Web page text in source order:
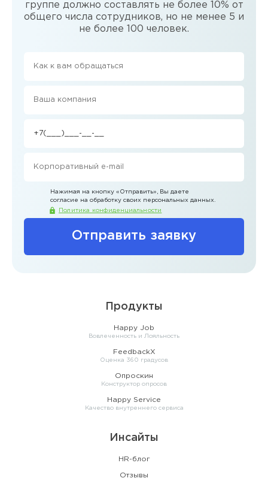
группе должно составлять не более 10% от
общего числа сотрудников, но не менее 5 и
не более 100 человек.
Отправить заявку
Нажимая на кнопку «Отправить» , Вы даете
согласие на обработку своих персональных данных.
Политика конфиденциальности
Продукты
Happy Job
Вовлеченность и Лояльность
FeedbackX
Оценка 360 градусов
Опроскин
Конструктор опросов
Happy Service
Качество внутреннего сервиса
Инсайты
HR-блог
Отзывы